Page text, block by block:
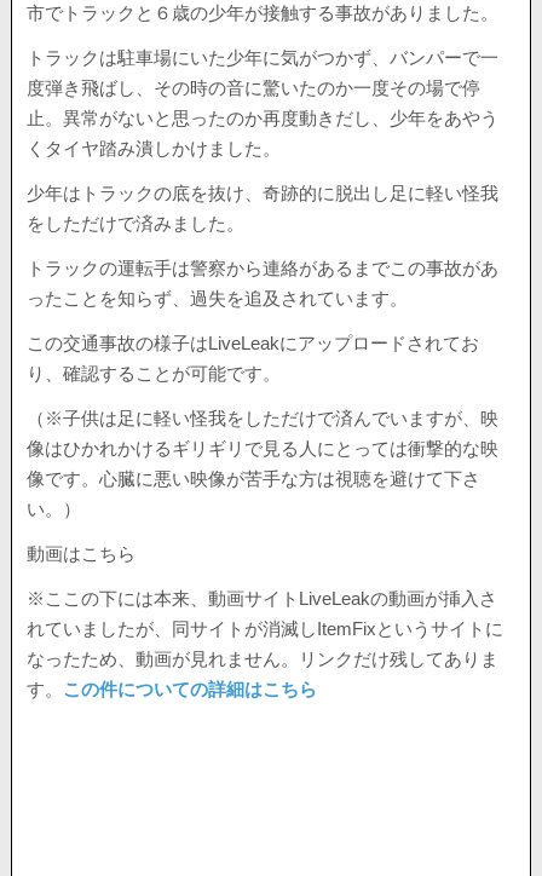
市でトラックと６歳の少年が接触する事故がありました。
トラックは駐車場にいた少年に気がつかず、バンパーで一
度弾き飛ばし、その時の音に驚いたのか一度その場で停
止。異常がないと思ったのか再度動きだし、少年をあやう
くタイヤ踏み潰しかけました。
少年はトラックの底を抜け、奇跡的に脱出し足に軽い怪我
をしただけで済みました。
トラックの運転手は警察から連絡があるまでこの事故があ
ったことを知らず、過失を追及されています。
この交通事故の様子はLiveLeakにアップロードされてお
り、確認することが可能です。
（※子供は足に軽い怪我をしただけで済んでいますが、映
像はひかれかけるギリギリで見る人にとっては衝撃的な映
像です。心臓に悪い映像が苦手な方は視聴を避けて下さ
い。）
動画はこちら
※ここの下には本来、動画サイトLiveLeakの動画が挿入さ
れていましたが、同サイトが消滅しItemFixというサイトに
なったため、動画が見れません。リンクだけ残してありま
す。 この件についての詳細はこちら